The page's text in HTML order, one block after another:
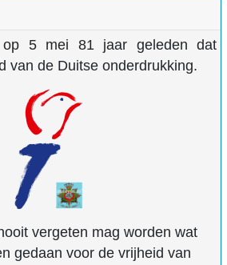
5 mei 81 jaar geleden dat
van de Duitse onderdrukking.
vergeten mag worden wat
gedaan voor de vrijheid van